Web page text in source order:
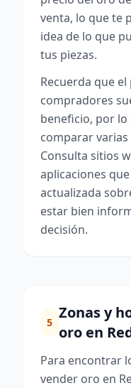
venta, lo que te
idea de lo que
tus piezas.
Recuerda que
compradores
beneficio, por
comparar
Consulta sitios
aplicaciones
actualizada
estar bien
decisión.
5
Zonas y
oro en
Para encontrar
vender oro en